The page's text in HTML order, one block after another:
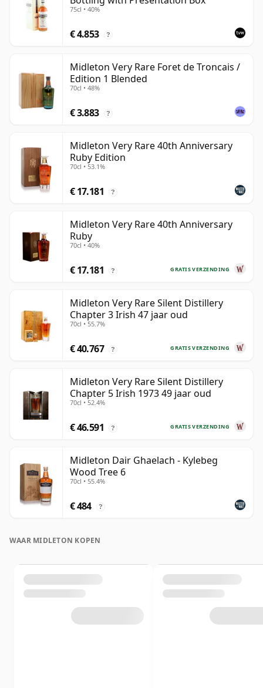
75cl • 40%
€ 4.853 ?
Midleton Very Rare Foret de Troncais /
Edition 1 Blended
70cl • 48%
€ 3.883 ?
Midleton Very Rare 40th Anniversary
Ruby Edition
70cl • 53.1%
€ 17.181 ?
Midleton Very Rare 40th Anniversary
Ruby
70cl • 40%
GRATIS VERZENDING
€ 17.181 ?
Midleton Very Rare Silent Distillery
Chapter 3 Irish 47 jaar oud
70cl • 55.7%
GRATIS VERZENDING
€ 40.767 ?
Midleton Very Rare Silent Distillery
Chapter 5 Irish 1973 49 jaar oud
70cl • 52.4%
GRATIS VERZENDING
€ 46.591 ?
Midleton Dair Ghaelach - Kylebeg
Wood Tree 6
70cl • 55.4%
€ 484 ?
WAAR MIDLETON KOPEN